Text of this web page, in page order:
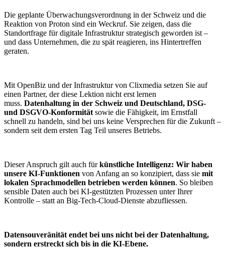
Die geplante Überwachungsverordnung in der Schweiz und die
Reaktion von Proton sind ein Weckruf. Sie zeigen, dass die
Standortfrage für digitale Infrastruktur strategisch geworden ist –
und dass Unternehmen, die zu spät reagieren, ins Hintertreffen
geraten.
Mit OpenBiz und der Infrastruktur von Clixmedia setzen Sie auf
einen Partner, der diese Lektion nicht erst lernen
muss. Datenhaltung in der Schweiz und Deutschland, DSG-
und DSGVO-Konformität sowie die Fähigkeit, im Ernstfall
schnell zu handeln, sind bei uns keine Versprechen für die Zukunft –
sondern seit dem ersten Tag Teil unseres Betriebs.
Dieser Anspruch gilt auch fürkünstliche Intelligenz: Wir haben
unsere KI-Funktionen von Anfang an so konzipiert, dass sie mit
lokalen Sprachmodellen betrieben werden können. So bleiben
sensible Daten auch bei KI-gestützten Prozessen unter Ihrer
Kontrolle – statt an Big-Tech-Cloud-Dienste abzufliessen.
Datensouveränität endet bei uns nicht bei der Datenhaltung,
sondern erstreckt sich bis in die KI-Ebene.